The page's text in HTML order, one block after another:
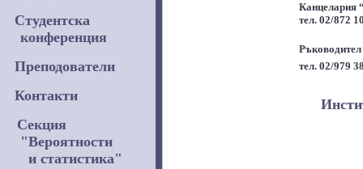
Студентска
конференция
Преподователи
Контакти
Секция
"Вероятности
и статистика"
Канцелария
тел. 02/872
тел. 02/979